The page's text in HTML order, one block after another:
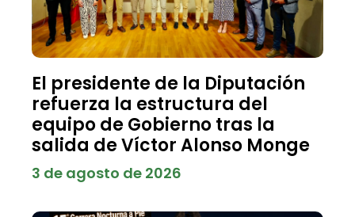
El presidente de la Diputación
refuerza la estructura del
equipo de Gobierno tras la
salida de Víctor Alonso Monge
3 de agosto de 2026